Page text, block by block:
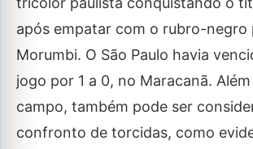
após empatar com o rubro-negro
Morumbi. O São Paulo havia
jogo por 1 a 0, no Maracanã.
campo, também pode ser
confronto de torcidas, como